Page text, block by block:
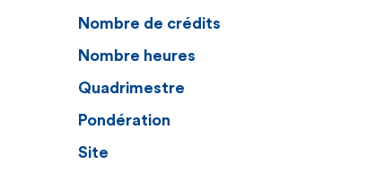
Nombre de crédits
Nombre heures
Quadrimestre
Pondération
Site